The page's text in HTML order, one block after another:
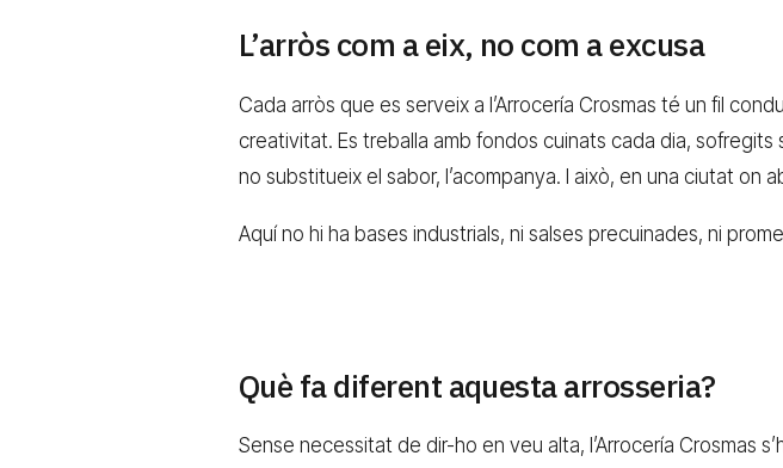
L’arròs com a eix, no com a excusa
Cada arròs que es serveix a l’Arrocería Crosmas té un fil
creativitat. Es treballa amb fondos cuinats cada dia,
no substitueix el sabor, l’acompanya. I això, en una ciutat on
Aquí no hi ha bases industrials, ni salses precuinades, ni
Què fa diferent aquesta arrosseria?
Sense necessitat de dir-ho en veu alta, l’Arrocería Crosmas